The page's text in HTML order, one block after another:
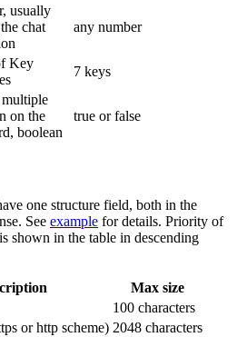
usually
chat
any number
Key
7 keys
on the
boolean
true or false
one structure field, both in the
See example for details. Priority of
shown in the table in descending
Max size
100 characters
or http scheme) 2048 characters